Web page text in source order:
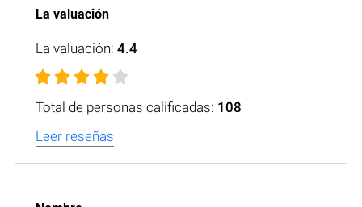
La valuación: 4.4
Total de personas calificadas: 108
Leer reseñas